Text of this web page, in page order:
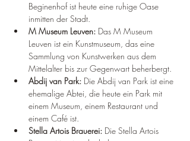
Beginenhof ist heute eine ruhige Oase
inmitten der Stadt.
M Museum Leuven: Das M Museum
Leuven ist ein Kunstmuseum, das eine
Sammlung von Kunstwerken aus dem
Mittelalter bis zur Gegenwart beherbergt.
Abdij van Park: Die Abdij van Park ist eine
ehemalige Abtei, die heute ein Park mit
einem Museum, einem Restaurant und
einem Café ist.
Stella Artois Brauerei: Die Stella Artois